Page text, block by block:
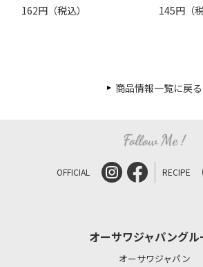
162円（税込）
145円（税
商品情報一覧に戻る
OFFICIAL RECIPE
オーサワジャパングル
オーサワジャパン